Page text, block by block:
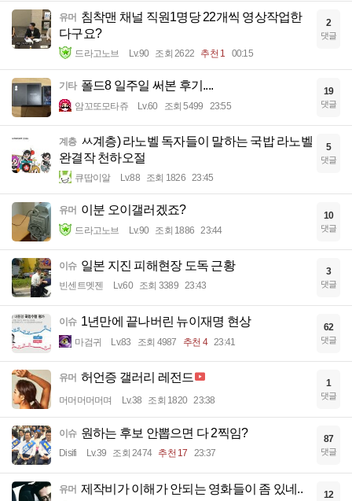
유머 침착맨 채널 직원1명당 22개씩 영상작업한
다구요?
드라고노브 Lv.90 조회 2622 추천 1 00:15
2
댓글
기타 폴드8 일주일 써본 후기....
암꼬또모타쥬 Lv.60 조회 5499 23:55
19
댓글
계층 ㅆ계층) 라노벨 독자들이 말하는 국밥 라노벨
완결작 천하오절
큐땁이알 Lv.88 조회 1826 23:45
5
댓글
유머 이분 오이갤러겠죠?
드라고노브 Lv.90 조회 1886 23:44
10
댓글
이슈 일본 지진 피해현장 도독 근황
빈센트멧젠 Lv.60 조회 3389 23:43
3
댓글
이슈 1년만에 끝나버린 뉴이재명 현상
마검귀 Lv.83 조회 4987 추천 4 23:41
62
댓글
유머 허언증 갤러리 레전드
머머머머머며 Lv.38 조회 1820 23:38
1
댓글
이슈 원하는 후보 안뽑으면 다 2찍임?
Disifi Lv.39 조회 2474 추천 17 23:37
87
댓글
유머 제작비가 이해가 안되는 영화들이 좀 있네.. 12